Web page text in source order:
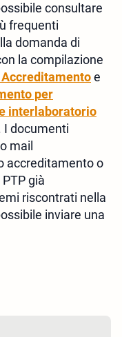
consultare
frequenti
domanda di
la compilazione
e
per
interlaboratorio
I documenti
mail
accreditamento o
già
riscontrati nella
inviare una